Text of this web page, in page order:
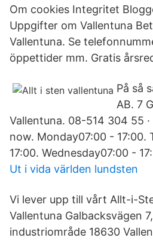
Om cookies Integritet
Uppgifter om Vallentuna
Vallentuna. Se
öppettider mm. Gratis
På så
AB. 7
Vallentuna. 08-514 304 55
now. Monday07:00 - 17:00.
17:00. Wednesday07:00 -
Ut i vida världen lundsten
Vi lever upp till vårt Allt-i-
Vallentuna Galbacksvägen
industriområde 18630